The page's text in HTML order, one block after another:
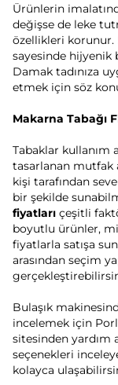
Ürünlerin
değişse de leke
özellikleri korunur.
sayesinde hijyenik
Damak tadınıza
etmek için söz
Makarna Tabağı
Tabaklar kullanım
tasarlanan mutfak
kişi tarafından
bir şekilde
fiyatları çeşitli
boyutlu ürünler,
fiyatlarla satışa
arasından seçim
Bulaşık
incelemek için
sitesinden yardım
seçenekleri
kolayca